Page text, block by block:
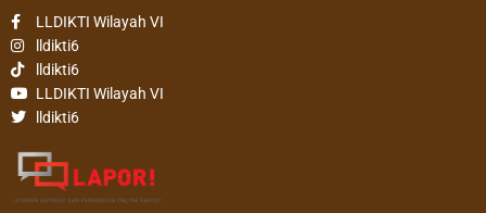
LLDIKTI Wilayah VI
lldikti6
lldikti6
LLDIKTI Wilayah VI
lldikti6